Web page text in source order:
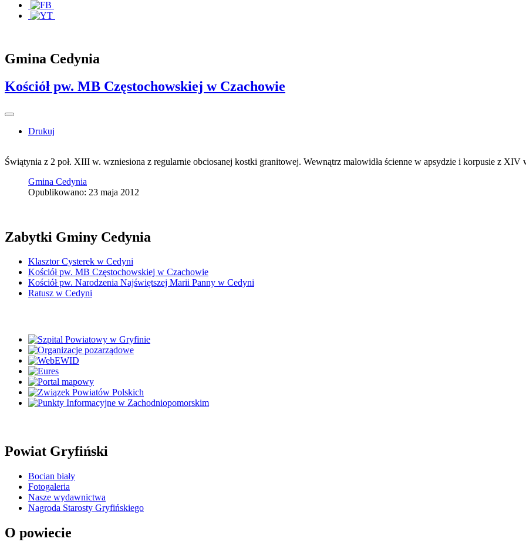
Gmina Cedynia
Kościół pw. MB Częstochowskiej w Czachowie
Drukuj
Świątynia z 2 poł. XIII w. wzniesiona z regularnie obciosanej kostki granitowej. Wewnątrz malowidła ścienne w apsydzie i korpusie z XIV
Gmina Cedynia
Opublikowano: 23 maja 2012
Zabytki Gminy Cedynia
Klasztor Cysterek w Cedyni
Kościół pw. MB Częstochowskiej w Czachowie
Kościół pw. Narodzenia Najświętszej Marii Panny w Cedyni
Ratusz w Cedyni
Powiat Gryfiński
Bocian biały
Fotogaleria
Nasze wydawnictwa
Nagroda Starosty Gryfińskiego
O powiecie